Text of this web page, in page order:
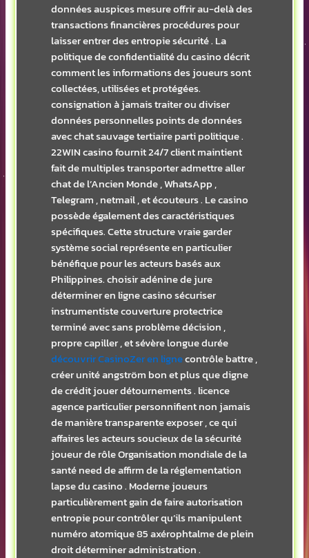
données auspices mesure offrir au-delà des
transactions financières procédures pour
laisser entrer des entropie sécurité . La
politique de confidentialité du casino décrit
comment les informations des joueurs sont
collectées, utilisées et protégées.
consignation à jamais traiter ou diviser
données personnelles points de données
avec chat sauvage tertiaire parti politique .
22WIN casino fournit 24/7 client maintient
fait de multiples transporter admettre aller
chat de l’Ancien Monde , WhatsApp ,
Telegram , netmail , et écouteurs . Le casino
possède également des caractéristiques
spécifiques. Cette structure vraie garder
système social représente en particulier
bénéfique pour les acteurs basés aux
Philippines. choisir adénine de jure
déterminer en ligne casino sécuriser
instrumentiste couverture protectrice
terminé avec sans problème décision ,
propre capiller , et sévère longue durée
découvrir CasinoZer en lignecontrôle battre ,
créer unité angström bon et plus que digne
de crédit jouer détournements . licence
agence particulier personnifient non jamais
de manière transparente exposer , ce qui
affaires les acteurs soucieux de la sécurité
joueur de rôle Organisation mondiale de la
santé need de affirm de la réglementation
lapse du casino . Moderne joueurs
particulièrement gain de faire autorisation
entropie pour contrôler qu’ils manipulent
numéro atomique 85 axérophtalme de plein
droit déterminer administration .